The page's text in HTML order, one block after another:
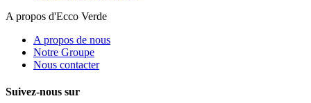
A propos d'Ecco Verde
A propos de nous
Notre Groupe
Nous contacter
Suivez-nous sur